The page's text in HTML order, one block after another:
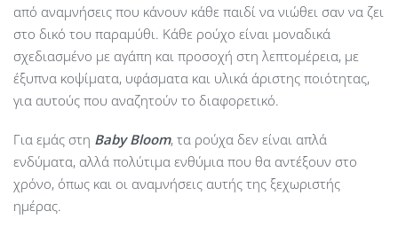
από αναμνήσεις που κάνουν κάθε παιδί να νιώθει σαν να ζει
στο δικό του παραμύθι. Κάθε ρούχο είναι μοναδικά
σχεδιασμένο με αγάπη και προσοχή στη λεπτομέρεια, με
έξυπνα κοψίματα, υφάσματα και υλικά άριστης ποιότητας,
για αυτούς που αναζητούν το διαφορετικό.
Για εμάς στη Baby Bloom, τα ρούχα δεν είναι απλά
ενδύματα, αλλά πολύτιμα ενθύμια που θα αντέξουν στο
χρόνο, όπως και οι αναμνήσεις αυτής της ξεχωριστής
ημέρας.